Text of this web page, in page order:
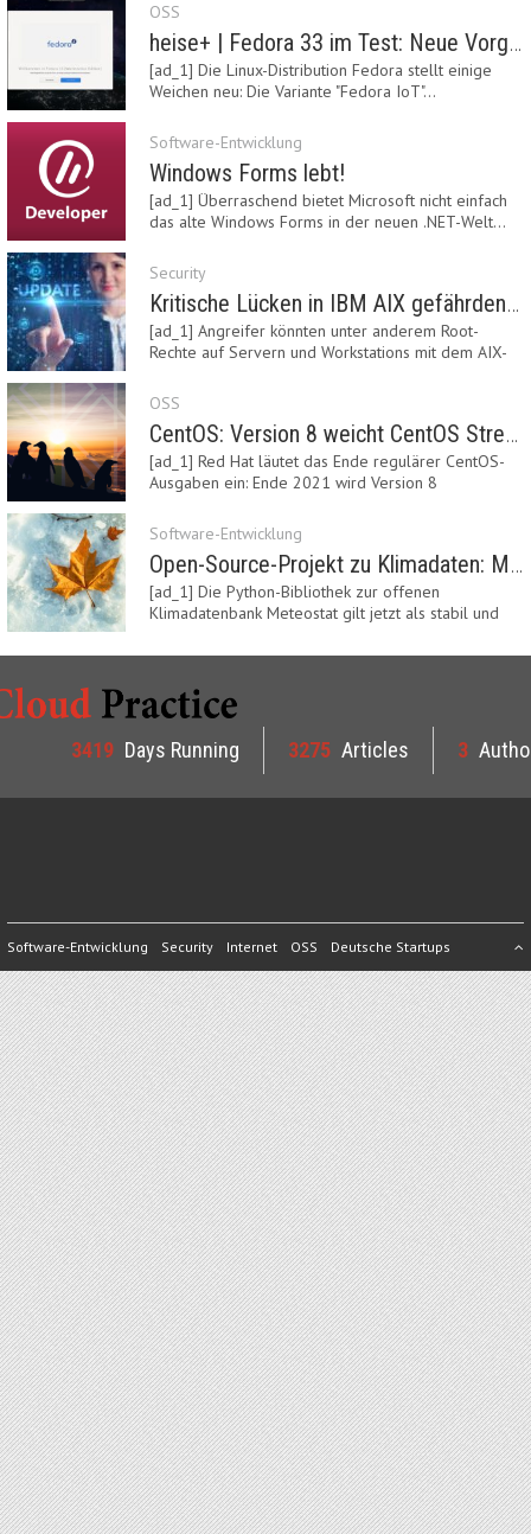
OSS
heise+ | Fedora 33 im Test: Neue Vorgaben mit Btrfs, Systemd-Resolved und zRAM
[ad_1] Die Linux-Distribution Fedora stellt einige
Weichen neu: Die Variante "Fedora IoT"…
Software-Entwicklung
Windows Forms lebt!
[ad_1] Überraschend bietet Microsoft nicht einfach
das alte Windows Forms in der neuen .NET-Welt…
Security
Kritische Lücken in IBM AIX gefährden Server
[ad_1] Angreifer könnten unter anderem Root-
Rechte auf Servern und Workstations mit dem AIX-
OSS
CentOS: Version 8 weicht CentOS Stream
[ad_1] Red Hat läutet das Ende regulärer CentOS-
Ausgaben ein: Ende 2021 wird Version 8
Software-Entwicklung
Open-Source-Projekt zu Klimadaten: Meteostat Python Library 1.0 erschienen
[ad_1] Die Python-Bibliothek zur offenen
Klimadatenbank Meteostat gilt jetzt als stabil und
3419 Days Running 3275 Articles 3
Software-Entwicklung Security Internet OSS Deutsche Startups